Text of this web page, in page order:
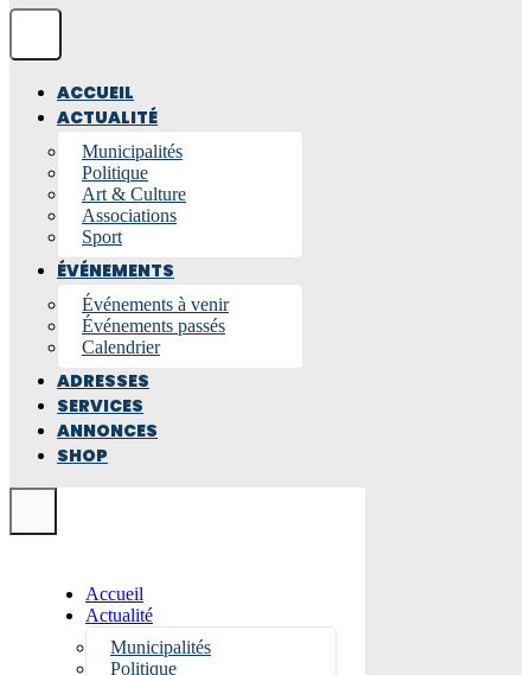
ACCUEIL
ACTUALITÉ
Municipalités
Politique
Art & Culture
Associations
Sport
ÉVÉNEMENTS
Événements à venir
Événements passés
Calendrier
ADRESSES
SERVICES
ANNONCES
SHOP
Accueil
Actualité
Municipalités
Politique